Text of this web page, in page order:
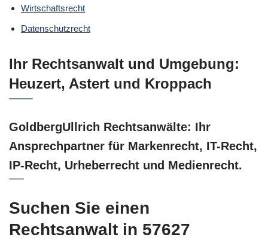
Wirtschaftsrecht
Datenschutzrecht
Ihr Rechtsanwalt und Umgebung:
Heuzert, Astert und Kroppach
GoldbergUllrich Rechtsanwälte: Ihr
Ansprechpartner für Markenrecht, IT-Recht,
IP-Recht, Urheberrecht und Medienrecht.
Suchen Sie einen
Rechtsanwalt in 57627